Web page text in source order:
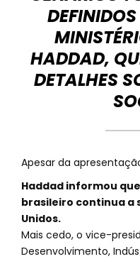
HADDAD,
DETALHES
Apesar da
Haddad informou
brasileiro continua a
Unidos.
Mais cedo, o vice-
Desenvolvimento,